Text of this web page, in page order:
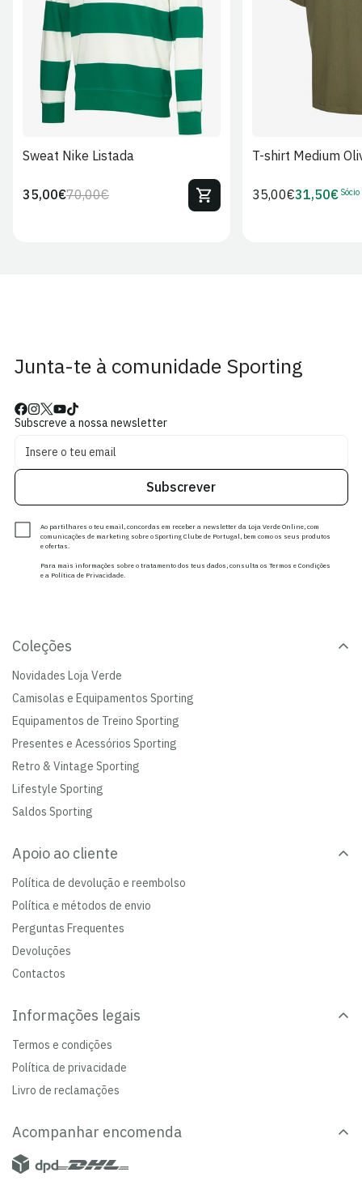
S XL 2XL
Sweat Nike Listada
Preço
70,00€Preço
35,00€
T-shirt Medium
Preço
35,00€Preço
31,50€ Sócio
Junta-te à comunidade Sporting
Subscreve a nossa newsletter
Subscrever
Ao partilhares o teu email, concordas em receber a newsletter da Loja Verde Online, com
comunicações de marketing sobre o Sporting Clube de Portugal, bem como os seus produtos
e ofertas.
Para mais informações sobre o tratamento dos teus dados, consulta os Termos e Condições
e a Política de Privacidade.
Coleções
Novidades Loja Verde
Camisolas e Equipamentos Sporting
Equipamentos de Treino Sporting
Presentes e Acessórios Sporting
Retro & Vintage Sporting
Lifestyle Sporting
Saldos Sporting
Apoio ao cliente
Política de devolução e reembolso
Política e métodos de envio
Perguntas Frequentes
Devoluções
Contactos
Informações legais
Termos e condições
Política de privacidade
Livro de reclamações
Acompanhar encomenda